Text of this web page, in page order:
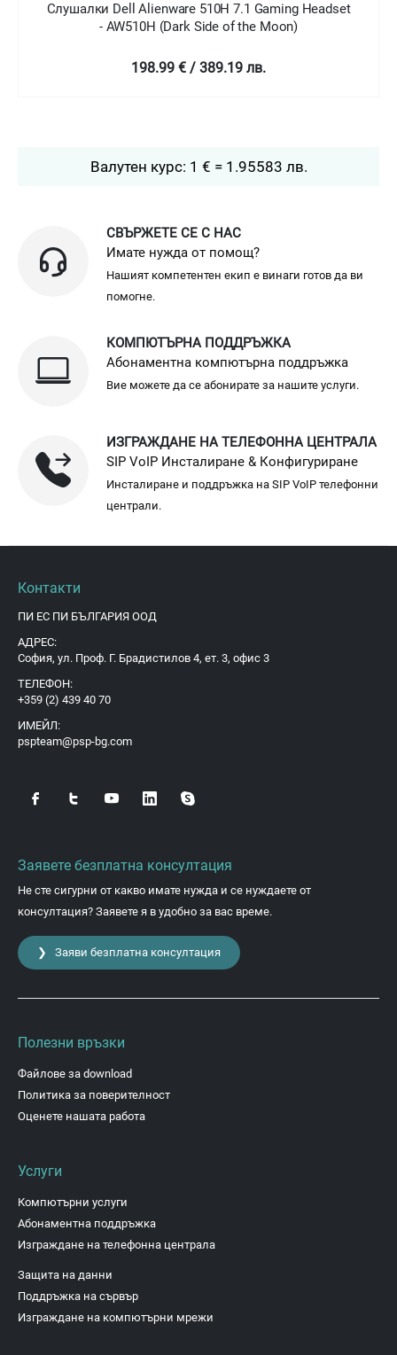
Слушалки Dell Alienware 310H Gaming Headset -
AW310H
129 € / 252.3 лв.
Валутен курс: 1 € = 1.95583 лв.
СВЪРЖЕТЕ СЕ С НАС
Имате нужда от помощ?
Нашият компетентен екип е винаги готов да ви
помогне.
КОМПЮТЪРНА ПОДДРЪЖКА
Абонаментна компютърна поддръжка
Вие можете да се абонирате за нашите услуги.
ИЗГРАЖДАНЕ НА ТЕЛЕФОННА ЦЕНТРАЛА
SIP VoIP Инсталиране & Конфигуриране
Инсталиране и поддръжка на SIP VoIP телефонни
централи.
Контакти
ПИ ЕС ПИ БЪЛГАРИЯ ООД
АДРЕС:
София, ул. Проф. Г. Брадистилов 4, ет. 3, офис 3
ТЕЛЕФОН:
+359 (2) 439 40 70
ИМЕЙЛ:
pspteam@psp-bg.com
Заявете безплатна консултация
Не сте сигурни от какво имате нужда и се нуждаете от
консултация? Заявете я в удобно за вас време.
❯ Заяви безплатна консултация
Полезни връзки
Файлове за download
Политика за поверителност
Оценете нашата работа
Услуги
Компютърни услуги
Абонаментна поддръжка
Изграждане на телефонна централа
Защита на данни
Поддръжка на сървър
Изграждане на компютърни мрежи